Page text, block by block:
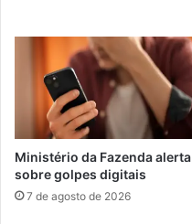
c
n
a
R
Ministério da Fazenda alerta
sobre golpes digitais
7 de agosto de 2026